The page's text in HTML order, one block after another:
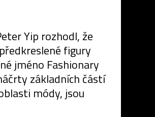
Yip rozhodl, že
figury
jméno Fashionary
základních částí
módy, jsou